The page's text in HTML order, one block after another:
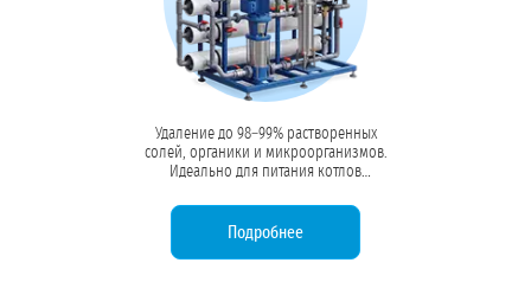
Удаление до 98–99% растворенных
солей, органики и микроорганизмов.
Идеально для питания котлов
напитков и технологических
процессов, требующих воды высокой
Подробнее